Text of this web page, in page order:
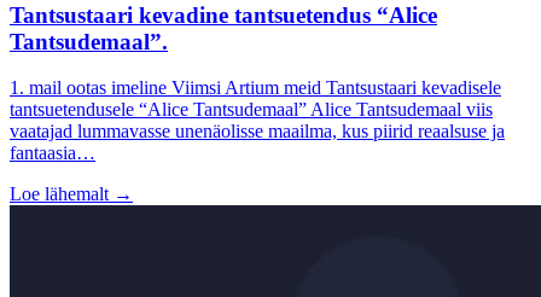
Tantsustaari kevadine tantsuetendus “Alice
Tantsudemaal”.
1. mail ootas imeline Viimsi Artium meid Tantsustaari kevadisele
tantsuetendusele “Alice Tantsudemaal” Alice Tantsudemaal viis
vaatajad lummavasse unenäolisse maailma, kus piirid reaalsuse ja
fantaasia…
Loe lähemalt →